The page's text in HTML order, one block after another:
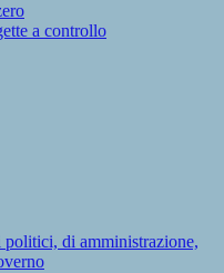
a controllo
di amministrazione,